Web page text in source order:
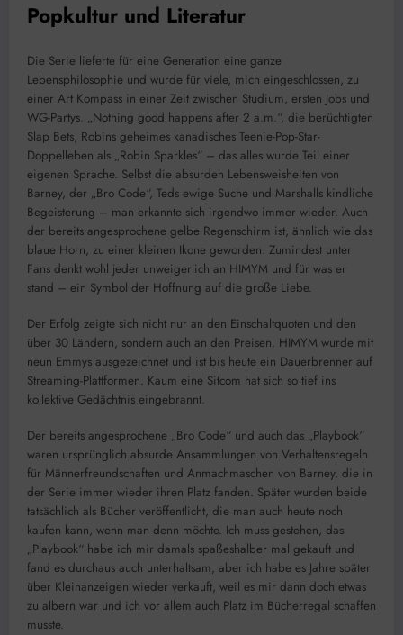
Popkultur und Literatur
Die Serie lieferte für eine Generation eine ganze
Lebensphilosophie und wurde für viele, mich eingeschlossen, zu
einer Art Kompass in einer Zeit zwischen Studium, ersten Jobs und
WG-Partys. „Nothing good happens after 2 a.m.“, die berüchtigten
Slap Bets, Robins geheimes kanadisches Teenie-Pop-Star-
Doppelleben als „Robin Sparkles“ – das alles wurde Teil einer
eigenen Sprache. Selbst die absurden Lebensweisheiten von
Barney, der „Bro Code“, Teds ewige Suche und Marshalls kindliche
Begeisterung – man erkannte sich irgendwo immer wieder. Auch
der bereits angesprochene gelbe Regenschirm ist, ähnlich wie das
blaue Horn, zu einer kleinen Ikone geworden. Zumindest unter
Fans denkt wohl jeder unweigerlich an HIMYM und für was er
stand – ein Symbol der Hoffnung auf die große Liebe.
Der Erfolg zeigte sich nicht nur an den Einschaltquoten und den
über 30 Ländern, sondern auch an den Preisen. HIMYM wurde mit
neun Emmys ausgezeichnet und ist bis heute ein Dauerbrenner auf
Streaming-Plattformen. Kaum eine Sitcom hat sich so tief ins
kollektive Gedächtnis eingebrannt.
Der bereits angesprochene „Bro Code“ und auch das „Playbook“
waren ursprünglich absurde Ansammlungen von Verhaltensregeln
für Männerfreundschaften und Anmachmaschen von Barney, die in
der Serie immer wieder ihren Platz fanden. Später wurden beide
tatsächlich als Bücher veröffentlicht, die man auch heute noch
kaufen kann, wenn man denn möchte. Ich muss gestehen, das
„Playbook“ habe ich mir damals spaßeshalber mal gekauft und
fand es durchaus auch unterhaltsam, aber ich habe es Jahre später
über Kleinanzeigen wieder verkauft, weil es mir dann doch etwas
zu albern war und ich vor allem auch Platz im Bücherregal schaffen
musste.